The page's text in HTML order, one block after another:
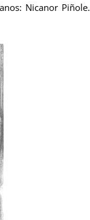
Nicanor Piñole.